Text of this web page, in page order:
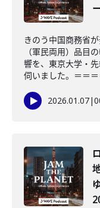
きのう中国商務省
（軍民両用）品目
響を、東京大学・
伺いました。＝＝
2026.01.07|